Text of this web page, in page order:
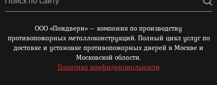
ООО «Пождвери» – компания по производству
противопожарных металлоконструкций. Полный цикл услуг по
доставке и установке противопожарных дверей в Москве и
Московской области.
Политика конфиденциальности